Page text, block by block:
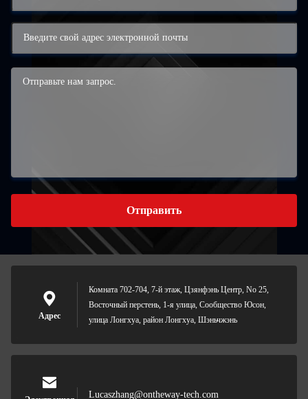
Отправить
Адрес
Комната 702-704, 7-й этаж, Цзянфэнь Центр, No 25,
Восточный перстень, 1-я улица, Сообщество Юсон,
улица Лонгхуа, район Лонгхуа, Шэньчжэнь
Lucaszhang@ontheway-tech.com